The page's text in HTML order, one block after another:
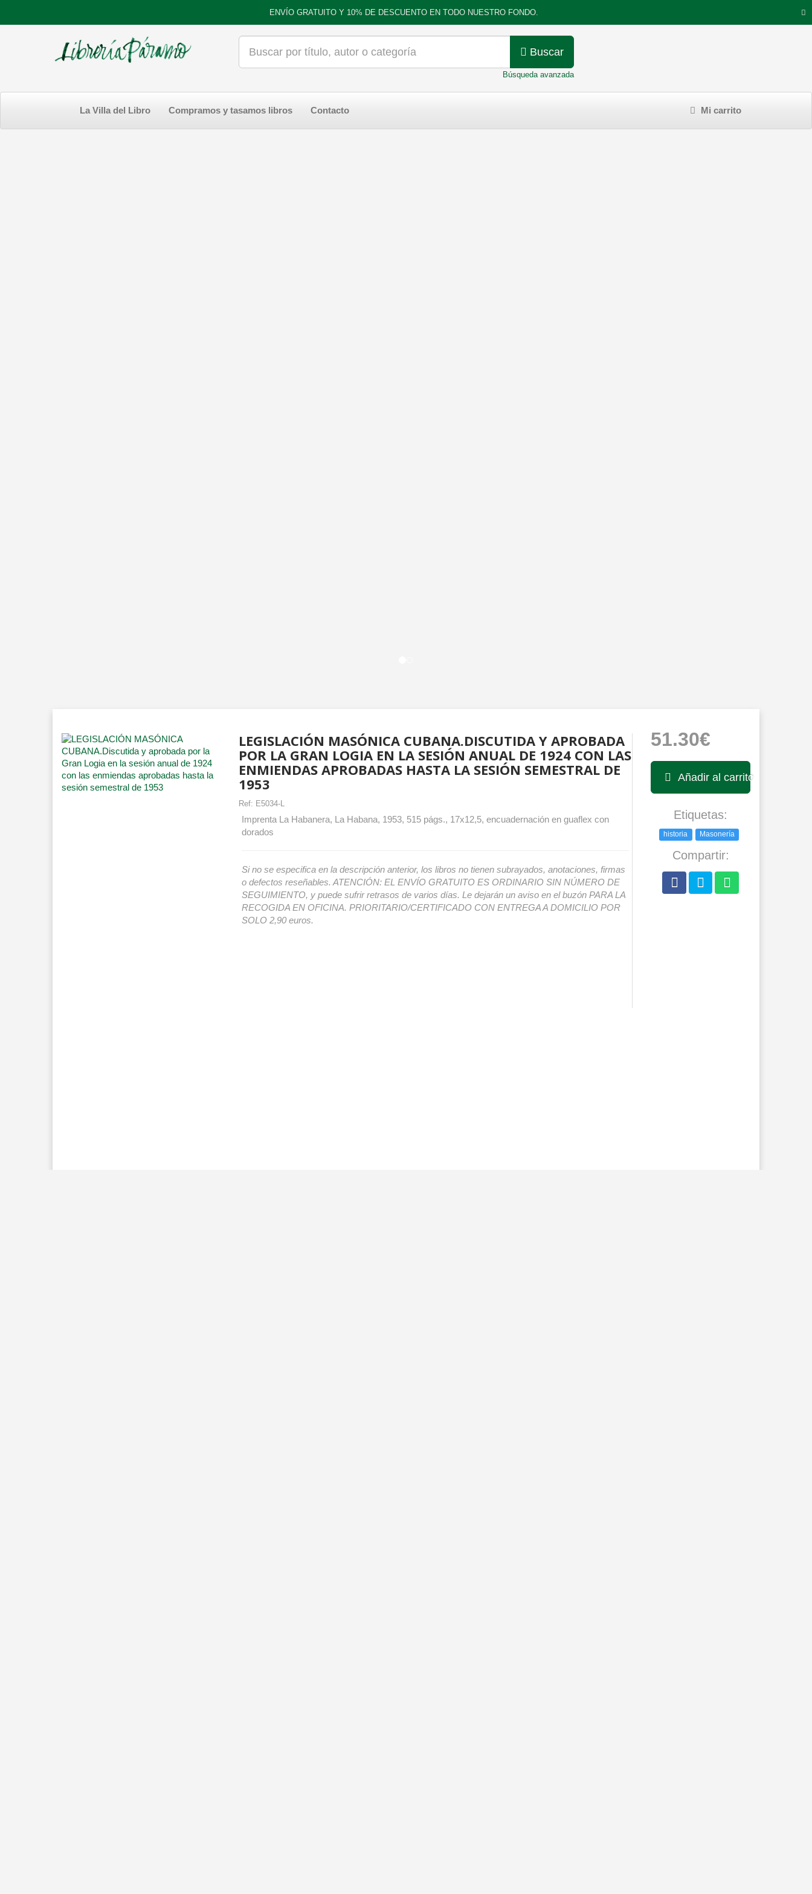
ENVÍO GRATUITO Y 10% DE DESCUENTO EN TODO NUESTRO FONDO.
Buscar
Búsqueda avanzada
La Villa del Libro Compramos y tasamos libros Contacto Mi carrito
LEGISLACIÓN MASÓNICA CUBANA.DISCUTIDA Y APROBADA
POR LA GRAN LOGIA EN LA SESIÓN ANUAL DE 1924 CON LAS
ENMIENDAS APROBADAS HASTA LA SESIÓN SEMESTRAL DE
1953
Ref: E5034-L
Imprenta La Habanera, La Habana, 1953, 515 págs., 17x12,5, encuadernación en guaflex con
dorados
Si no se especifica en la descripción anterior, los libros no tienen subrayados, anotaciones, firmas
o defectos reseñables. ATENCIÓN: EL ENVÍO GRATUITO ES ORDINARIO SIN NÚMERO DE
SEGUIMIENTO, y puede sufrir retrasos de varios días. Le dejarán un aviso en el buzón PARA LA
RECOGIDA EN OFICINA. PRIORITARIO/CERTIFICADO CON ENTREGA A DOMICILIO POR
SOLO 2,90 euros.
51.30€
Añadir al carrito
Etiquetas:
historia Masonería
Compartir: